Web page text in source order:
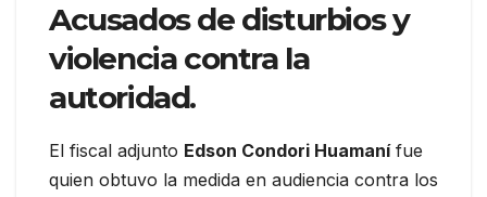
Acusados de disturbios y
violencia contra la
autoridad.
El fiscal adjunto Edson Condori Huamanífue
quien obtuvo la medida en audiencia contra los